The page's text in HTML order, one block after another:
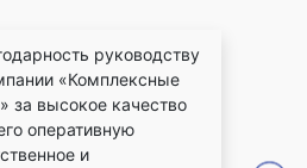
руководству
«Комплексные
за высокое качество
оперативную
и